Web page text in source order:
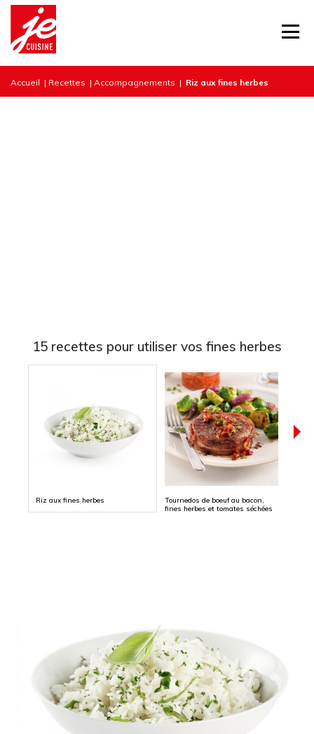
Accueil | Recettes | Accompagnements | Riz aux fines herbes
15 recettes pour utiliser vos fines herbes
Riz aux fines herbes
Tournedos de boeuf au bacon,
fines herbes et tomates séchées